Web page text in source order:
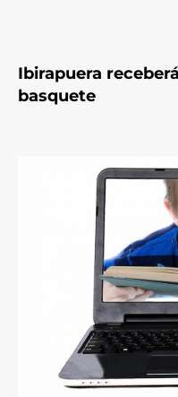
Ibirapuera
basquete